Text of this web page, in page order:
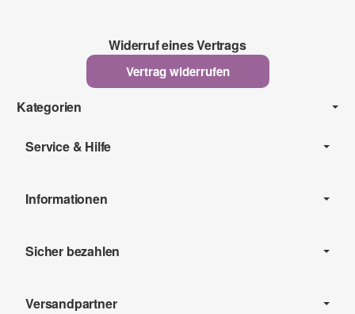
Widerruf eines Vertrags
Vertrag widerrufen
Kategorien
Service & Hilfe
Informationen
Sicher bezahlen
Versandpartner